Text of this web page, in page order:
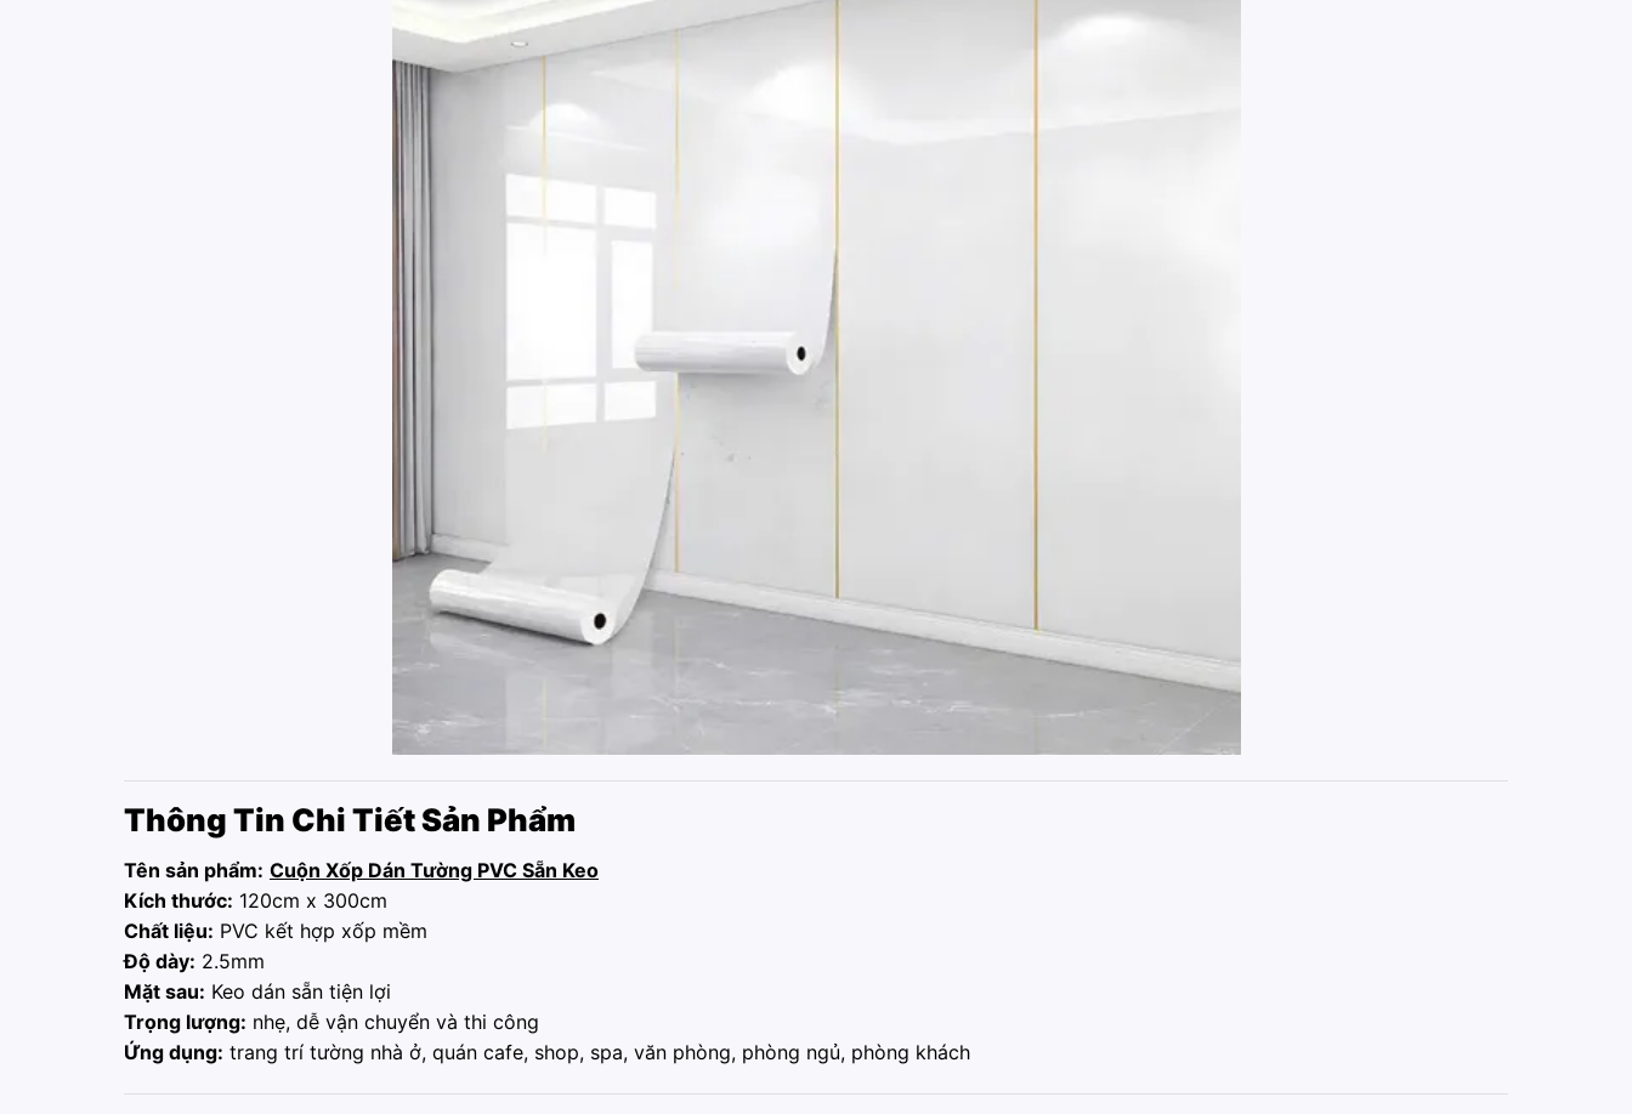
Thông Tin Chi Tiết Sản Phẩm
Tên sản phẩm: Cuộn Xốp Dán Tường PVC Sẵn Keo
Kích thước: 120cm x 300cm
Chất liệu: PVC kết hợp xốp mềm
Độ dày: 2.5mm
Mặt sau: Keo dán sẵn tiện lợi
Trọng lượng: nhẹ, dễ vận chuyển và thi công
Ứng dụng: trang trí tường nhà ở, quán cafe, shop, spa, văn phòng, phòng ngủ, phòng khách